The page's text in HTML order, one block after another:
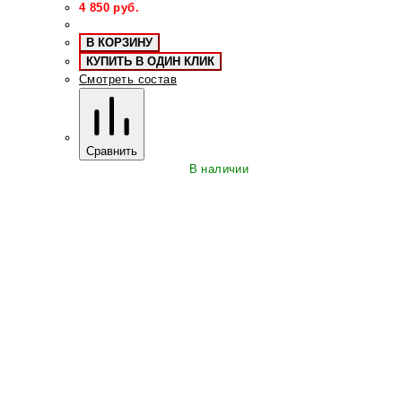
4 850 руб.
В КОРЗИНУ
КУПИТЬ В ОДИН КЛИК
Смотреть состав
Сравнить
В наличии